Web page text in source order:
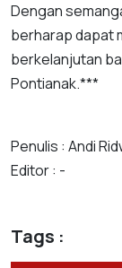
Dengan
berharap dapat
berkelanjutan
Pontianak.***
Penulis : Andi
Editor : -
Tags :